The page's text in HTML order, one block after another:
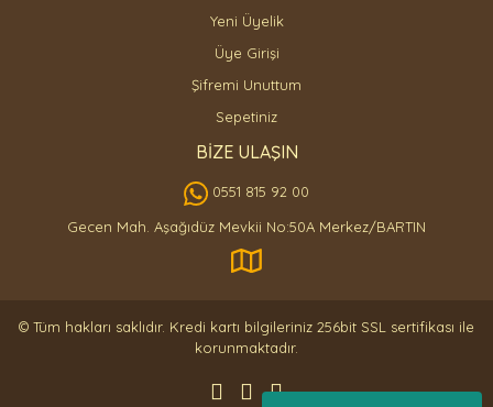
Yeni Üyelik
Üye Girişi
Şifremi Unuttum
Sepetiniz
BİZE ULAŞIN
0551 815 92 00
Gecen Mah. Aşağıdüz Mevkii No:50A Merkez/BARTIN
© Tüm hakları saklıdır. Kredi kartı bilgileriniz 256bit SSL sertifikası ile
korunmaktadır.